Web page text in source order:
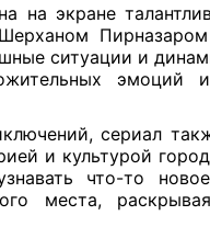
на экране
ситуации и
эмоций
сериал
и культурой
что-то
места,